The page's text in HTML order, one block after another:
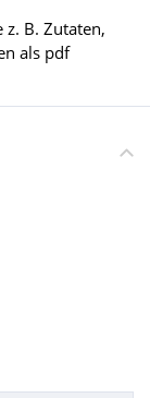
B. Zutaten,
als pdf